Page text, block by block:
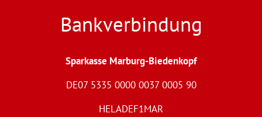
Bankverbindung
Sparkasse Marburg-Biedenkopf
DE07 5335 0000 0037 0005 90
HELADEF1MAR